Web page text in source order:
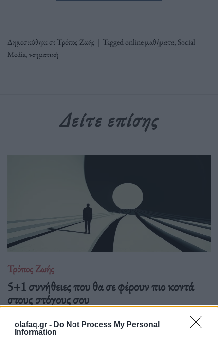
olafaq.gr - Do Not Process My Personal
Information
Δημοσιεύθηκε σεΤρόπος Ζωής | Taggedonline μαθήματα, Social
Media,νοηματική
Δείτε επίσης
Τρόπος Ζωής
5+1 συνήθειες που θα σε φέρουν πιο κοντά
στους στόχους σου
Από τη δημιουργία σταθερής ρουτίνας μέχρι τη μείωση των